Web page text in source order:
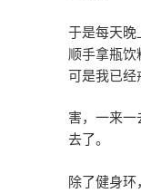
于是每天晚
顺手拿瓶
可是我已
害，一来
去了。
除了健身